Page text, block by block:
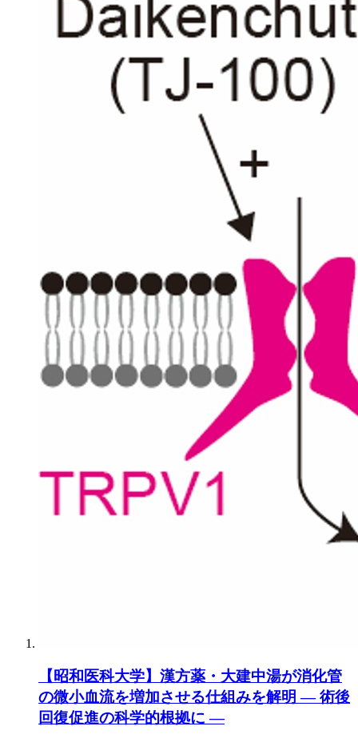
【昭和医科大学】漢方薬・大建中湯が消化管
の微小血流を増加させる仕組みを解明 ― 術後
回復促進の科学的根拠に ―